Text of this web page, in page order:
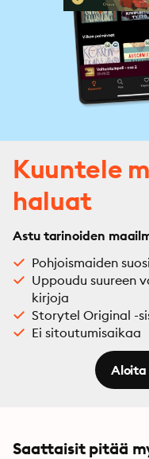
Kuuntele
haluat
Astu tarinoiden
Pohjoismaiden
Uppoudu suureen
kirjoja
Storytel Original -
Ei sitoutumisaikaa
Aloita
Saattaisit pitää